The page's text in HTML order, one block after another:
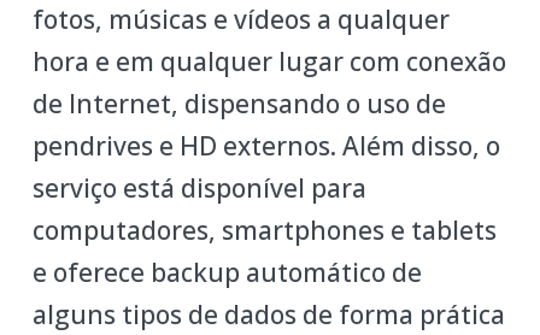
fotos, músicas e vídeos a qualquer
hora e em qualquer lugar com conexão
de Internet, dispensando o uso de
pendrives e HD externos. Além disso, o
serviço está disponível para
computadores, smartphones e tablets
e oferece backup automático de
alguns tipos de dados de forma prática